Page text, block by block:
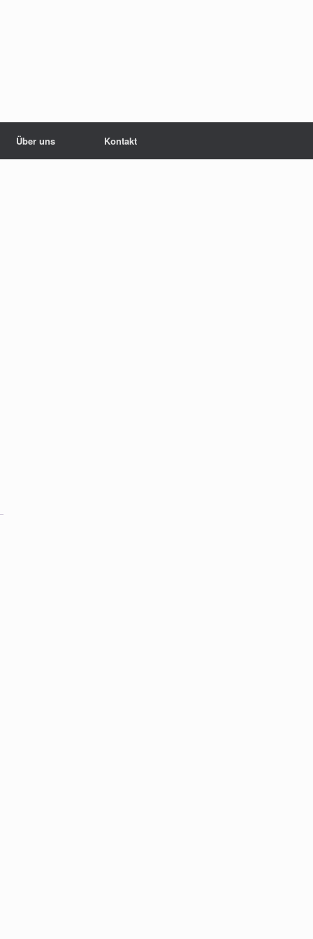
Über uns Kontakt